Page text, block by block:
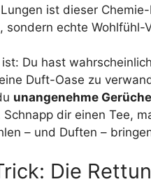
ist dieser
sondern echte Wohlfühl-
Du hast
Duft-Oase zu
unangenehme
dir einen Tee,
– und Duften –
Die